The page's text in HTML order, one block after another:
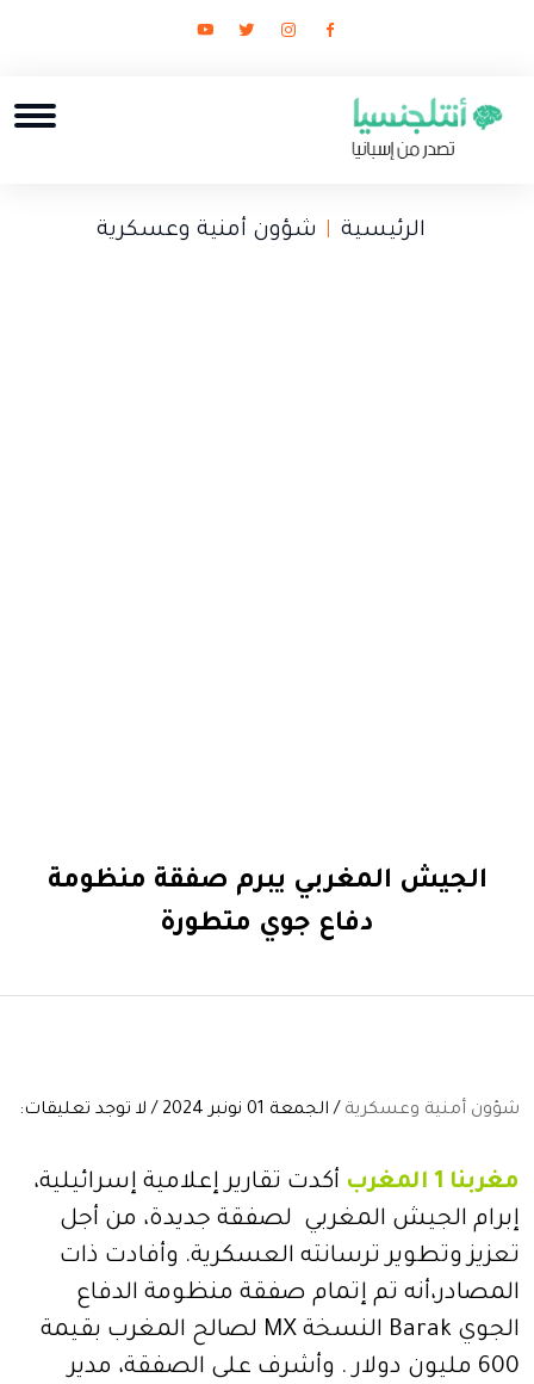
الرئيسية شؤون أمنية وعسكرية
الجيش المغربي يبرم صفقة منظومة
دفاع جوي متطورة
شؤون أمنية وعسكرية / الجمعة 01 نونبر 2024 / لا توجد تعليقات:
مغربنا 1 المغرب
أكدت تقارير إعلامية إسرائيلية،
إبرام الجيش المغربي لصفقة جديدة، من أجل
تعزيز وتطوير ترسانته العسكرية. وأفادت ذات
المصادر،أنه تم إتمام صفقة منظومة الدفاع
الجوي Barak النسخة MX لصالح المغرب بقيمة
600 مليون دولار . وأشرف على الصفقة، مدير